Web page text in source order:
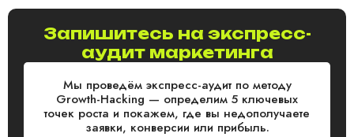
Запишитесь на экспресс-
аудит маркетинга
Мы проведём экспресс-аудит по методу
Growth-Hacking — определим 5 ключевых
точек роста и покажем, где вы недополучаете
заявки, конверсии или прибыль.